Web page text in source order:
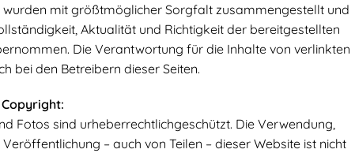
mit größtmöglicher Sorgfalt zusammengestellt und
Aktualität und Richtigkeit der bereitgestellten
Die Verantwortung für die Inhalte von verlinkten
bei den Betreibern dieser Seiten.
Copyright:
Fotos sind urheberrechtlichgeschützt. Die Verwendung,
– auch von Teilen – dieser Website ist nicht